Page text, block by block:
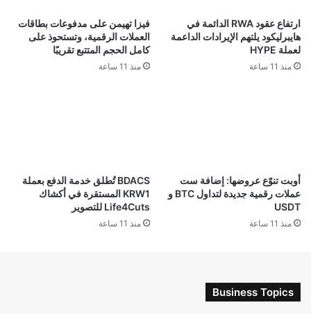
ارتفاع عقود RWA الدائمة في
هايبرليكود يلتهم الإيرادات الداعمة
لعملة HYPE
منذ 11 ساعة
فيزا تهيمن على مدفوعات بطاقات
العملات الرقمية، وتستحوذ على
كامل الحجم المتتبع تقريبًا
منذ 11 ساعة
أوبت تنوّع عروضها: إضافة ست
عملات رقمية جديدة لتداول BTC و
USDT
منذ 11 ساعة
BDACS تُطلق خدمة الدفع بعملة
KRW1 المستقرة في أكشاك
Life4Cuts للتصوير
منذ 11 ساعة
Business Topics